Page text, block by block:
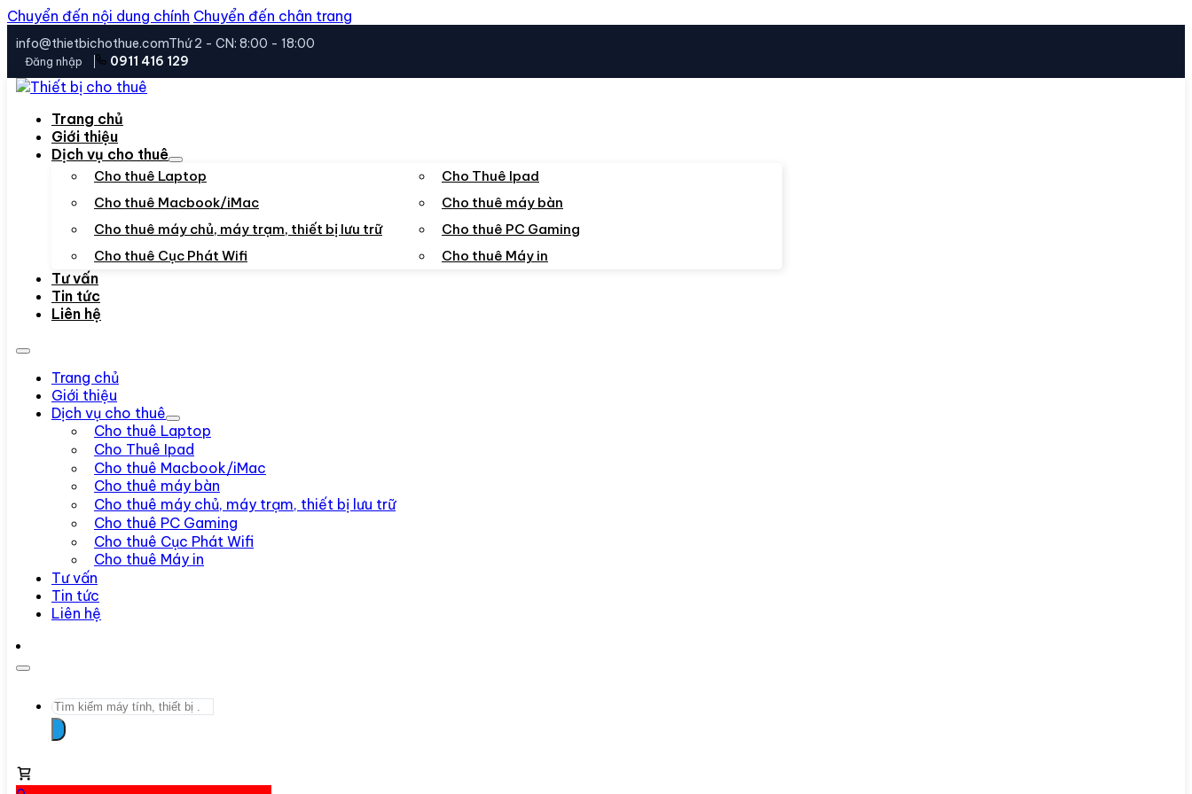
Chuyển đến nội dung chính Chuyển đến chân trang
info@thietbichothue.comThứ 2 - CN: 8:00 - 18:00
Đăng nhập 0911 416 129
Trang chủ
Giới thiệu
Dịch vụ cho thuê
Cho thuê Laptop
Cho Thuê Ipad
Cho thuê Macbook/iMac
Cho thuê máy bàn
Cho thuê máy chủ, máy trạm, thiết bị lưu trữ
Cho thuê PC Gaming
Cho thuê Cục Phát Wifi
Cho thuê Máy in
Tư vấn
Tin tức
Liên hệ
Trang chủ
Giới thiệu
Dịch vụ cho thuê
Cho thuê Laptop
Cho Thuê Ipad
Cho thuê Macbook/iMac
Cho thuê máy bàn
Cho thuê máy chủ, máy trạm, thiết bị lưu trữ
Cho thuê PC Gaming
Cho thuê Cục Phát Wifi
Cho thuê Máy in
Tư vấn
Tin tức
Liên hệ
Search
...